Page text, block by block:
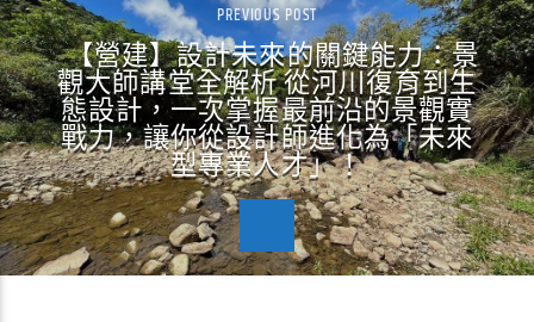
PREVIOUS POST
【營建】設計未來的關鍵能力：景
觀大師講堂全解析 從河川復育到生
態設計，一次掌握最前沿的景觀實
戰力，讓你從設計師進化為「未來
型專業人才」！